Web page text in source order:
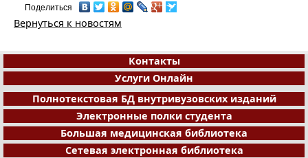
Поделиться
Вернуться к новостям
Контакты
Услуги Онлайн
Полнотекстовая БД внутривузовских изданий
Электронные полки студента
Большая медицинская библиотека
Сетевая электронная библиотека